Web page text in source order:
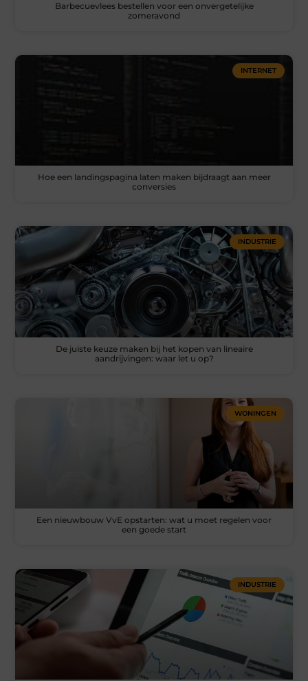
Barbecuevlees bestellen voor een onvergetelijke
zomeravond
INTERNET
Hoe een landingspagina laten maken bijdraagt aan meer
conversies
INDUSTRIE
De juiste keuze maken bij het kopen van lineaire
aandrijvingen: waar let u op?
WONINGEN
Een nieuwbouw VvE opstarten: wat u moet regelen voor
een goede start
INDUSTRIE